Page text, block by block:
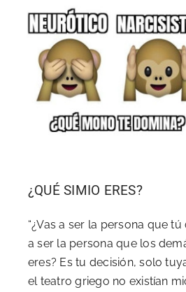
¿QUÉ SIMIO ERES?
“¿Vas a ser la persona que
a ser la persona que los
eres? Es tu decisión, solo
el teatro griego no existían